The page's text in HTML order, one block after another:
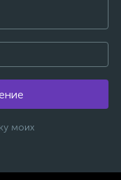
моих